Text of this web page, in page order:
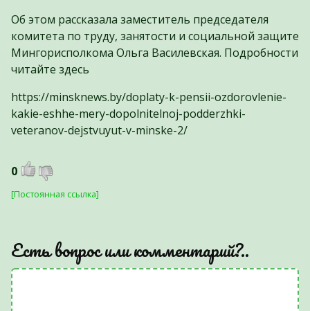
Об этом рассказала заместитель председателя
комитета по труду, занятости и социальной защите
Мингорисполкома Ольга Василевская. Подробности
читайте здесь
https://minsknews.by/doplaty-k-pensii-ozdorovlenie-
kakie-eshhe-mery-dopolnitelnoj-podderzhki-
veteranov-dejstvuyut-v-minske-2/
0
[Постоянная ссылка]
Есть вопрос или комментарий?..